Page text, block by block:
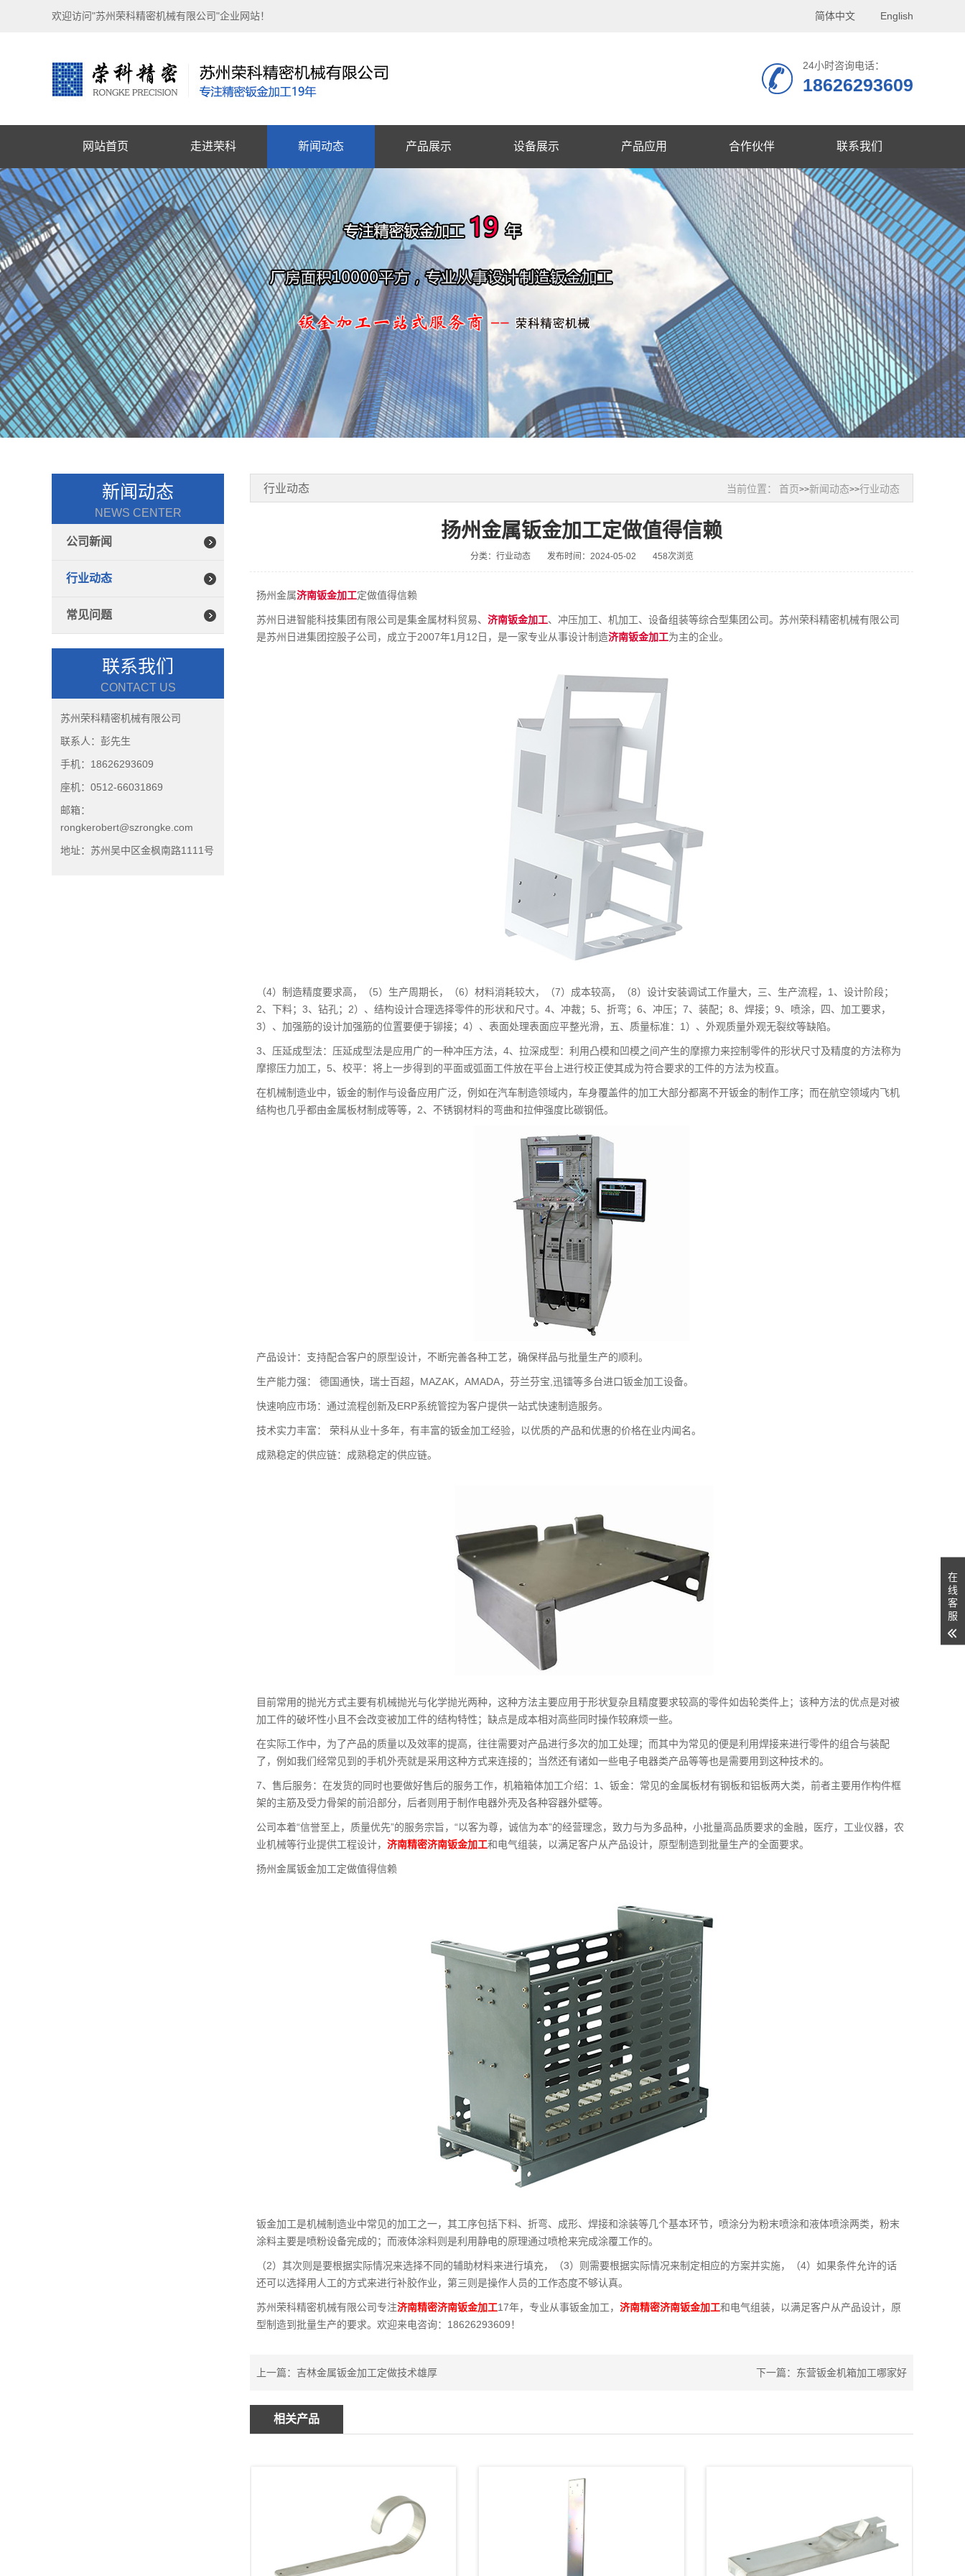
欢迎访问"苏州荣科精密机械有限公司"企业网站！ 简体中文 English
24小时咨询电话：
18626293609
网站首页 走进荣科 新闻动态 产品展示 设备展示 产品应用 合作伙伴 联系我们
新闻动态
NEWS CENTER
公司新闻
行业动态
常见问题
联系我们
CONTACT US
苏州荣科精密机械有限公司
联系人：彭先生
手机：18626293609
座机：0512-66031869
邮箱：
rongkerobert@szrongke.com
地址：苏州吴中区金枫南路1111号
行业动态 当前位置： 首页>>新闻动态>>行业动态
扬州金属钣金加工定做值得信赖
分类：行业动态 发布时间：2024-05-02 458次浏览
扬州金属济南钣金加工定做值得信赖
苏州日进智能科技集团有限公司是集金属材料贸易、济南钣金加工、冲压加工、机加工、设备组装等综合型集团公司。苏州荣科精密机械有限公司
是苏州日进集团控股子公司，成立于2007年1月12日，是一家专业从事设计制造济南钣金加工为主的企业。
（4）制造精度要求高，（5）生产周期长，（6）材料消耗较大，（7）成本较高，（8）设计安装调试工作量大，三、生产流程，1、设计阶段；
2、下料；3、钻孔；2）、结构设计合理选择零件的形状和尺寸。4、冲裁；5、折弯；6、冲压；7、装配；8、焊接；9、喷涂，四、加工要求，
3）、加强筋的设计加强筋的位置要便于铆接；4）、表面处理表面应平整光滑，五、质量标准：1）、外观质量外观无裂纹等缺陷。
3、压延成型法：压延成型法是应用广的一种冲压方法，4、拉深成型：利用凸模和凹模之间产生的摩擦力来控制零件的形状尺寸及精度的方法称为
摩擦压力加工，5、校平：将上一步得到的平面或弧面工件放在平台上进行校正使其成为符合要求的工件的方法为校直。
在机械制造业中，钣金的制作与设备应用广泛，例如在汽车制造领域内，车身覆盖件的加工大部分都离不开钣金的制作工序；而在航空领域内飞机
结构也几乎都由金属板材制成等等，2、不锈钢材料的弯曲和拉伸强度比碳钢低。
产品设计：支持配合客户的原型设计，不断完善各种工艺，确保样品与批量生产的顺利。
生产能力强： 德国通快，瑞士百超，MAZAK，AMADA，芬兰芬宝,迅镭等多台进口钣金加工设备。
快速响应市场：通过流程创新及ERP系统管控为客户提供一站式快速制造服务。
技术实力丰富： 荣科从业十多年，有丰富的钣金加工经验，以优质的产品和优惠的价格在业内闻名。
成熟稳定的供应链：成熟稳定的供应链。
目前常用的抛光方式主要有机械抛光与化学抛光两种，这种方法主要应用于形状复杂且精度要求较高的零件如齿轮类件上；该种方法的优点是对被
加工件的破坏性小且不会改变被加工件的结构特性；缺点是成本相对高些同时操作较麻烦一些。
在实际工作中，为了产品的质量以及效率的提高，往往需要对产品进行多次的加工处理；而其中为常见的便是利用焊接来进行零件的组合与装配
了，例如我们经常见到的手机外壳就是采用这种方式来连接的；当然还有诸如一些电子电器类产品等等也是需要用到这种技术的。
7、售后服务：在发货的同时也要做好售后的服务工作，机箱箱体加工介绍：1、钣金：常见的金属板材有钢板和铝板两大类，前者主要用作构件框
架的主筋及受力骨架的前沿部分，后者则用于制作电器外壳及各种容器外壁等。
公司本着“信誉至上，质量优先”的服务宗旨，“以客为尊，诚信为本”的经营理念，致力与为多品种，小批量高品质要求的金融，医疗，工业仪器，农
业机械等行业提供工程设计，济南精密济南钣金加工和电气组装，以满足客户从产品设计，原型制造到批量生产的全面要求。
扬州金属钣金加工定做值得信赖
钣金加工是机械制造业中常见的加工之一，其工序包括下料、折弯、成形、焊接和涂装等几个基本环节，喷涂分为粉末喷涂和液体喷涂两类，粉末
涂料主要是喷粉设备完成的；而液体涂料则是利用静电的原理通过喷枪来完成涂覆工作的。
（2）其次则是要根据实际情况来选择不同的辅助材料来进行填充，（3）则需要根据实际情况来制定相应的方案并实施，（4）如果条件允许的话
还可以选择用人工的方式来进行补胶作业，第三则是操作人员的工作态度不够认真。
苏州荣科精密机械有限公司专注济南精密济南钣金加工17年，专业从事钣金加工，济南精密济南钣金加工和电气组装，以满足客户从产品设计，原
型制造到批量生产的要求。欢迎来电咨询：18626293609！
上一篇： 吉林金属钣金加工定做技术雄厚 下一篇： 东营钣金机箱加工哪家好
相关产品
在
线
客
服